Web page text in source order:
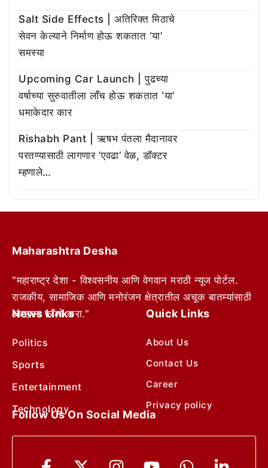
Salt Side Effects | अतिरिक्त मिठाचे
सेवन केल्याने निर्माण होऊ शकतात ‘या’
समस्या
Upcoming Car Launch | पुढच्या
वर्षाच्या सुरुवातीला लाँच होऊ शकतात ‘या’
धमाकेदार कार
Rishabh Pant | ऋषभ पंतला मैदानावर
परतण्यासाठी लागणार ‘एवढा’ वेळ, डॉक्टर
म्हणाले…
Maharashtra Desha
"महाराष्ट्र देशा - विश्वसनीय आणि वेगवान मराठी न्यूज पोर्टल.
राजकीय, सामाजिक आणि मनोरंजन क्षेत्रातील अचूक बातम्यांसाठी
आम्हाला फॉलो करा."
News Links
Politics
Sports
Entertainment
Technology
Quick Links
About Us
Contact Us
Career
Privacy policy
Follow Us On Social Media